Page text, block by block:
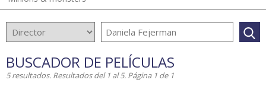
BUSCADOR DE PELÍCULAS
5 resultados. Resultados del 1 al 5. Página 1 de 1